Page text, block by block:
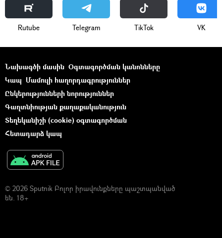
Rutube Telegram ТikТоk VK
Նախագծի մասին Օգտագործման կանոնները
Կապ Մամուլի հաղորդագրություններ
Ընկերությունների նորություններ
Գաղտնիության քաղաքականություն
Տեղեկանիշի (cookie) օգտագործման
Հետադարձ կապ
© 2026 Sputnik Բոլոր իրավունքները պաշտպանված
են. 18+